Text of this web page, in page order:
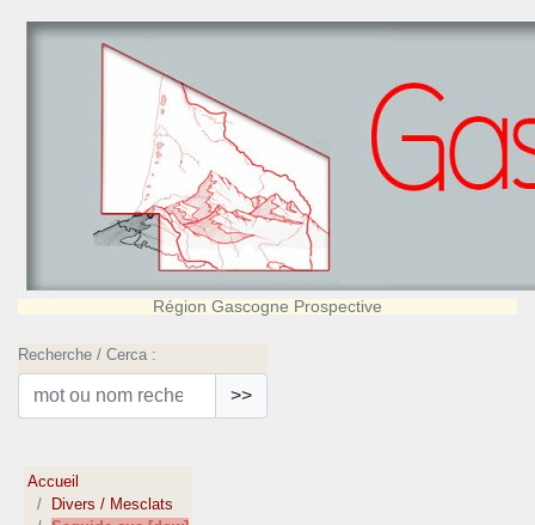
Région Gascogne Prospective
Recherche / Cerca :
>>
Accueil
Divers / Mesclats